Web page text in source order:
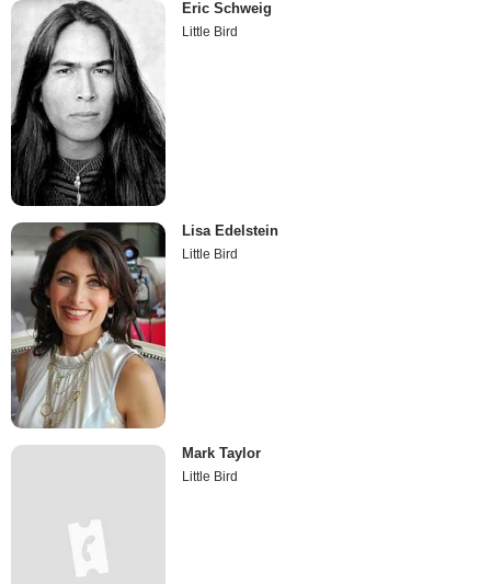
Eric Schweig
Little Bird
Lisa Edelstein
Little Bird
Mark Taylor
Little Bird